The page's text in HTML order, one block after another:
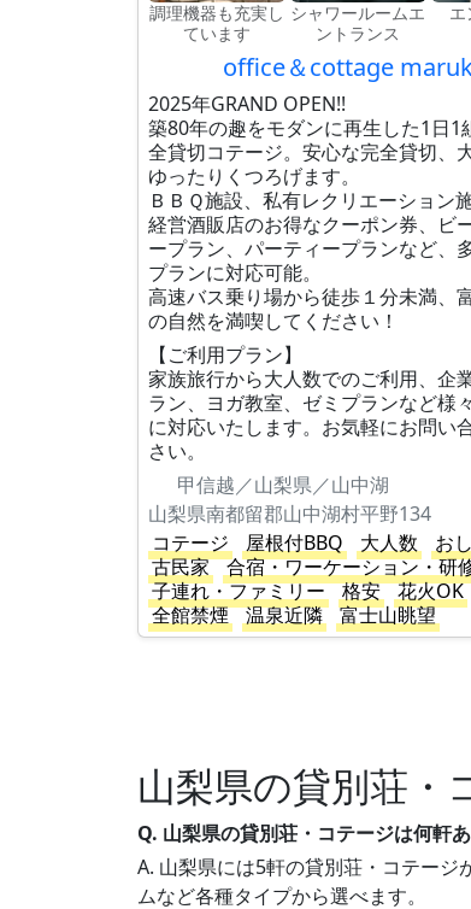
調理機器も充実し
ています
シャワールームエ
ントランス
エ
office＆cottage
2025年GRAND OPEN!!
築80年の趣をモダンに再生した1日1
全貸切コテージ。安心な完全貸切、
ゆったりくつろげます。
ＢＢＱ施設、私有レクリエーション
経営酒販店のお得なクーポン券、ビ
ープラン、パーティープランなど、
プランに対応可能。
高速バス乗り場から徒歩１分未満、
の自然を満喫してください！
【ご利用プラン】
家族旅行から大人数でのご利用、企
ラン、ヨガ教室、ゼミプランなど様
に対応いたします。お気軽にお問い
さい。
甲信越／山梨県／山中湖
山梨県南都留郡山中湖村平野134
コテージ
屋根付BBQ 大人数
お
古民家
合宿・ワーケーション・研
子連れ・ファミリー
格安
花火OK
全館禁煙
温泉近隣 富士山眺望
山梨県の貸別荘・
Q. 山梨県の貸別荘・コテージは何軒
A. 山梨県には5軒の貸別荘・コテー
ムなど各種タイプから選べます。